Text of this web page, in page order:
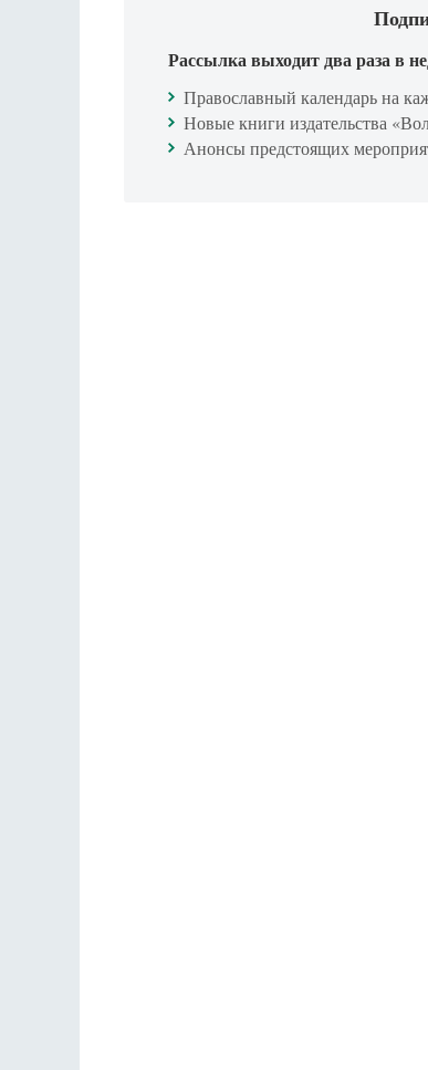
Рассылка выходит два раза в
Православный календарь на
Новые книги издательства
Анонсы предстоящих